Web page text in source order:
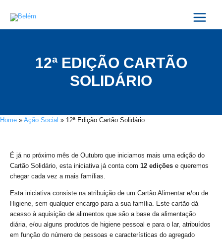
12ª EDIÇÃO CARTÃO
SOLIDÁRIO
Home » Ação Social » 12ª Edição Cartão Solidário
É já no próximo mês de Outubro que iniciamos mais uma edição do
Cartão Solidário, esta iniciativa já conta com 12 edições e queremos
chegar cada vez a mais famílias.
Esta iniciativa consiste na atribuição de um Cartão Alimentar e/ou de
Higiene, sem qualquer encargo para a sua família. Este cartão dá
acesso à aquisição de alimentos que são a base da alimentação
diária, e/ou alguns produtos de higiene pessoal e para o lar, atribuídos
em função do número de pessoas e características do agregado